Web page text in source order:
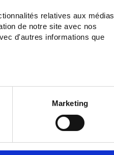
relatives aux médias
de notre site avec nos
d'autres informations que
Marketing